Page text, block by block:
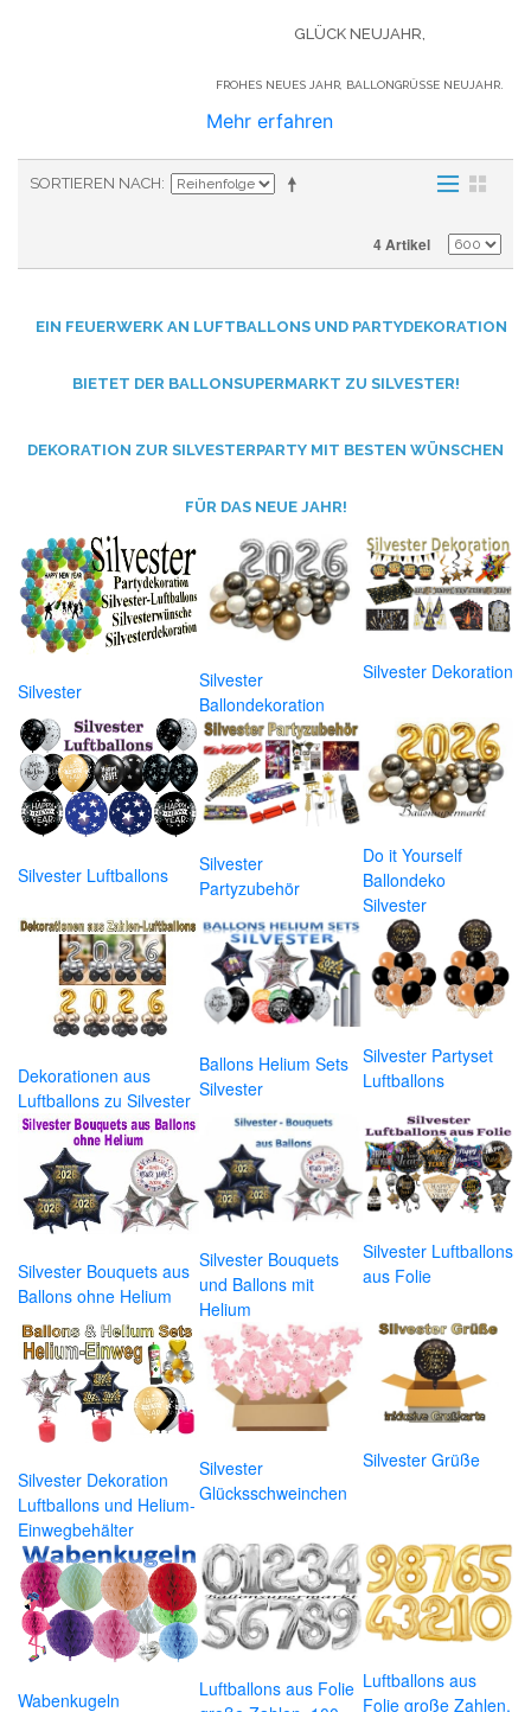
GLÜCK NEUJAHR,
FROHES NEUES JAHR, BALLONGRÜSSE NEUJAHR.
Mehr erfahren
SORTIEREN NACH
4 Artikel
EIN FEUERWERK AN LUFTBALLONS UND PARTYDEKORATION
BIETET DER BALLONSUPERMARKT ZU SILVESTER!
DEKORATION ZUR SILVESTERPARTY MIT BESTEN WÜNSCHEN
FÜR DAS NEUE JAHR!
Silvester
Silvester
Ballondekoration
Silvester Dekoration
Silvester Luftballons
Silvester
Partyzubehör
Do it Yourself
Ballondeko
Silvester
Dekorationen aus
Luftballons zu Silvester
Ballons Helium Sets
Silvester
Silvester Partyset
Luftballons
Silvester Bouquets aus
Ballons ohne Helium
Silvester Bouquets
und Ballons mit
Helium
Silvester Luftballons
aus Folie
Silvester Dekoration
Luftballons und Helium-
Einwegbehälter
Silvester
Glücksschweinchen
Silvester Grüße
Wabenkugeln
Luftballons aus Folie Luftballons aus
Folie große Zahlen,